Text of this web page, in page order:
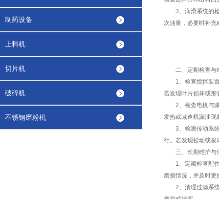
制药设备
上料机
切片机
破碎机
不锈钢磨粉机
3、润滑系统的检
次油量，必要时补充
二、定期检查与
1、检查搅拌装置
若发现叶片损坏或形
2、检查电机与减
发热或减速机漏油现
3、检测传动系统
行。若发现松动或损
三、长期维护与
1、定期检查配件
磨损情况，并及时更
2、清理过滤系统